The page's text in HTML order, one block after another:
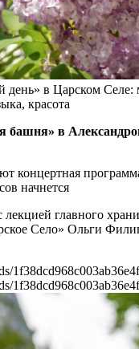
день» в Царском Селе:
красота
башня» в
концертная
начнется
лекцией главного
Село» Ольги